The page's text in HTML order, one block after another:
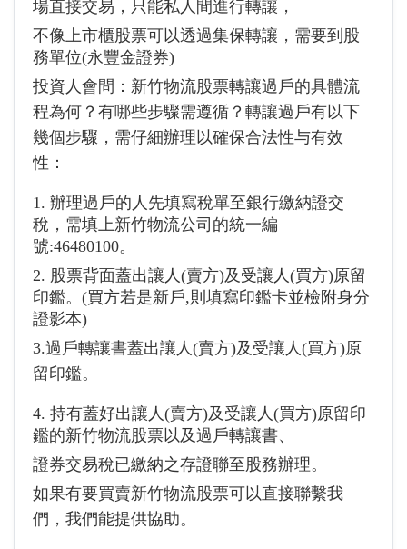
場直接交易，只能私人間進行轉讓，
不像上市櫃股票可以透過集保轉讓，需要到股
務單位(永豐金證券)
投資人會問：新竹物流股票轉讓過戶的具體流
程為何？有哪些步驟需遵循？轉讓過戶有以下
幾個步驟，需仔細辦理以確保合法性与有效
性：
1. 辦理過戶的人先填寫稅單至銀行繳納證交
稅，需填上新竹物流公司的統一編
號:46480100。
2. 股票背面蓋出讓人(賣方)及受讓人(買方)原留
印鑑。(買方若是新戶,則填寫印鑑卡並檢附身分
證影本)
3.過戶轉讓書蓋出讓人(賣方)及受讓人(買方)原
留印鑑。
4. 持有蓋好出讓人(賣方)及受讓人(買方)原留印
鑑的新竹物流股票以及過戶轉讓書、
證券交易稅已繳納之存證聯至股務辦理。
如果有要買賣新竹物流股票可以直接聯繫我
們，我們能提供協助。